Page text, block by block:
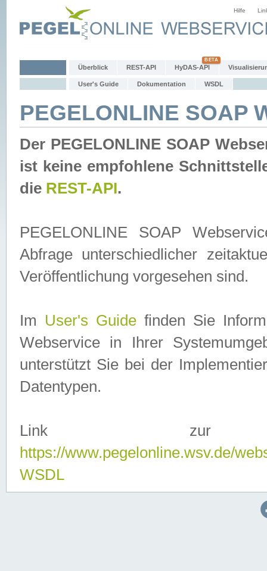
Hilfe
Überblick REST-API HyDAS-API
User's Guide Dokumentation WSDL
PEGELONLINE SOAP
Der PEGELONLINE SOAP
ist keine empfohlene
die REST-API.
PEGELONLINE SOAP
Abfrage unterschiedlicher
Veröffentlichung vorgesehen sind.
Im User's Guidefinden Sie
Webservice in Ihrer
unterstützt Sie bei der
Datentypen.
Link zur
https://www.pegelonline.wsv.de/
WSDL